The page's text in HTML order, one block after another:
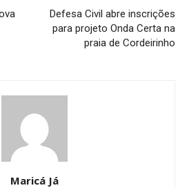
Defesa Civil abre inscrições
para projeto Onda Certa na
praia de Cordeirinho
Maricá Já